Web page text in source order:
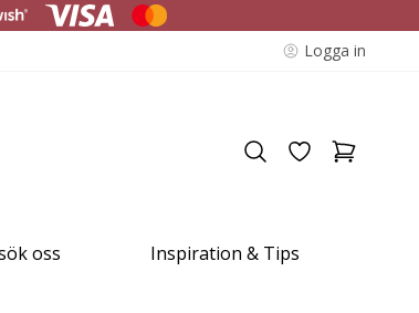
Logga in
oss Inspiration & Tips